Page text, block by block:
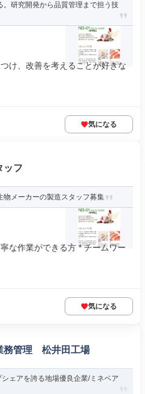
。研究開発から品質管理まで担う技
け、改善を考えることが好きな
気になる
ッフ
物メーカーの製造スタッフ募集
な作業ができる方 * チームワー
気になる
務管理 松井田工場
ェアを誇る地場優良企業/ミネベア